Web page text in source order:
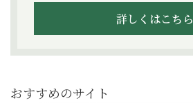
詳しくはこちら
おすすめのサイト